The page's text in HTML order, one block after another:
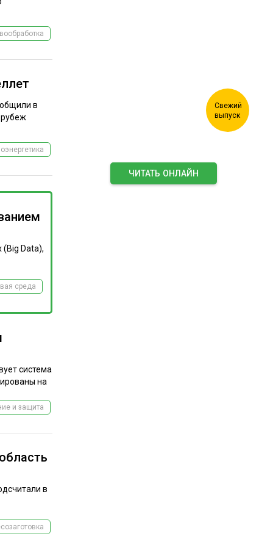
в
система
на
и защита
в
Data),
среда
ЧИТАТЬ ОНЛАЙН